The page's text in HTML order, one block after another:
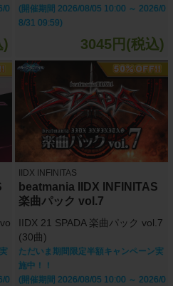
0
)
(開催期間 2026/08/05 10:00 ～ 2026/0
8/31 09:59)
3045円(税込)
0
IIDX INFINITAS
beatmania IIDX INFINITAS
楽曲パック vol.7
IIDX 21 SPADA 楽曲パック vol.7
(30曲)
ただいま期間限定半額キャンペーン実
施中！！
(開催期間 2026/08/05 10:00 ～ 2026/0